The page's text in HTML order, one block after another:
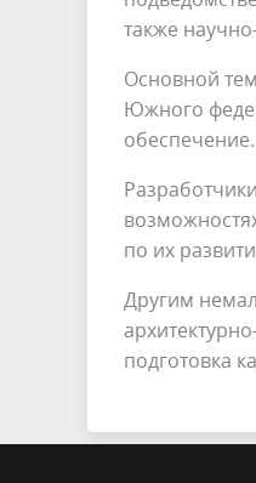
также
Основной
Южного
обеспечение.
по их
Другим
подготовка